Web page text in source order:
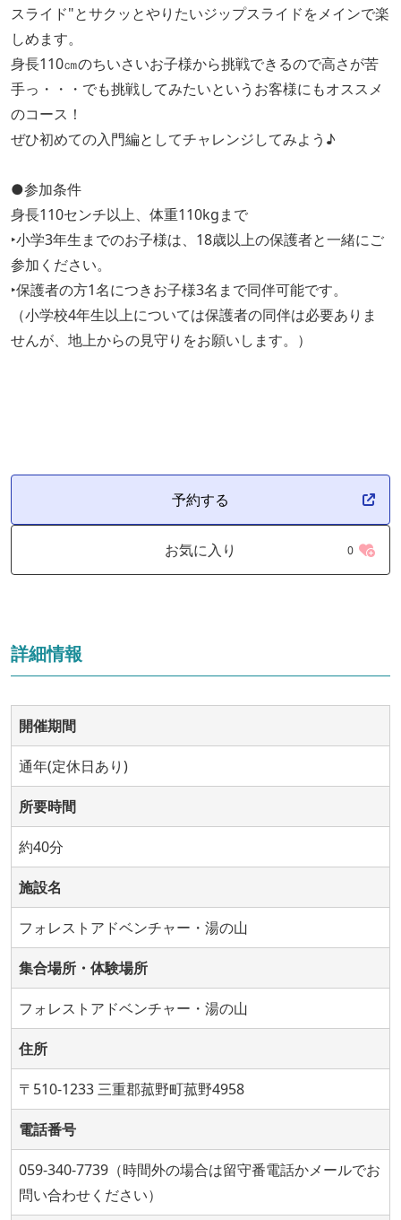
スライド"とサクッとやりたいジップスライドをメインで楽
しめます。
身長110㎝のちいさいお子様から挑戦できるので高さが苦
手っ・・・でも挑戦してみたいというお客様にもオススメ
のコース！
ぜひ初めての入門編としてチャレンジしてみよう♪
●参加条件
身長110センチ以上、体重110kgまで
‣小学3年生までのお子様は、18歳以上の保護者と一緒にご
参加ください。
‣保護者の方1名につきお子様3名まで同伴可能です。
（小学校4年生以上については保護者の同伴は必要ありま
せんが、地上からの見守りをお願いします。）
予約する
お気に入り 0
詳細情報
開催期間
通年(定休日あり)
所要時間
約40分
施設名
フォレストアドベンチャー・湯の山
集合場所・体験場所
フォレストアドベンチャー・湯の山
住所
〒510-1233 三重郡菰野町菰野4958
電話番号
059-340-7739（時間外の場合は留守番電話かメールでお
問い合わせください）